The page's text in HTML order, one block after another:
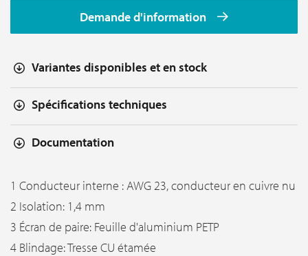
Demande d'information
Variantes disponibles et en stock
Spécifications techniques
Documentation
1 Conducteur interne : AWG 23, conducteur en cuivre nu
2 Isolation: 1,4 mm
3 Écran de paire: Feuille d'aluminium PETP
4 Blindage: Tresse CU étamée